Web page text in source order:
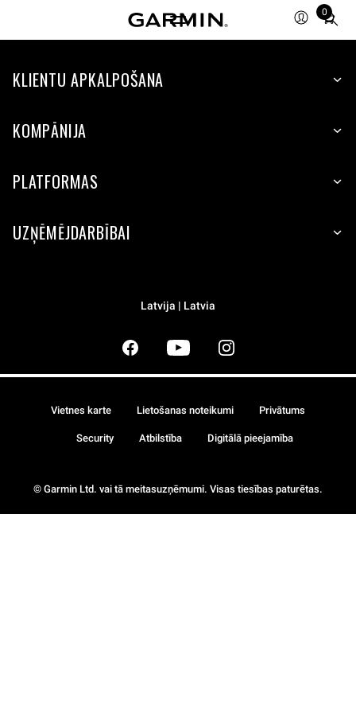
0
Total
items
cart:
KLIENTU APKALPOŠANA
KOMPĀNIJA
PLATFORMAS
UZŅĒMĒJDARBĪBAI
Latvija | Latvia
© Garmin Ltd. vai tā meitasuzņēmumi. Visas tiesības paturētas.
Vietnes karte Lietošanas noteikumi Privātums
Security Atbilstība Digitālā pieejamība